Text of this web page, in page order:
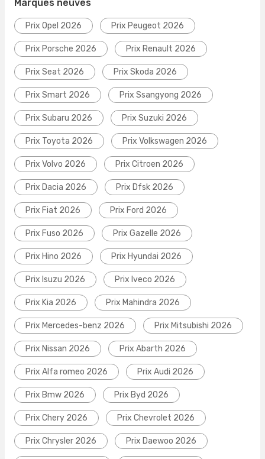
Marques neuves
Prix Opel 2026 Prix Peugeot 2026
Prix Porsche 2026 Prix Renault 2026
Prix Seat 2026 Prix Skoda 2026
Prix Smart 2026 Prix Ssangyong 2026
Prix Subaru 2026 Prix Suzuki 2026
Prix Toyota 2026 Prix Volkswagen 2026
Prix Volvo 2026 Prix Citroen 2026
Prix Dacia 2026 Prix Dfsk 2026
Prix Fiat 2026 Prix Ford 2026
Prix Fuso 2026 Prix Gazelle 2026
Prix Hino 2026 Prix Hyundai 2026
Prix Isuzu 2026 Prix Iveco 2026
Prix Kia 2026 Prix Mahindra 2026
Prix Mercedes-benz 2026 Prix Mitsubishi 2026
Prix Nissan 2026 Prix Abarth 2026
Prix Alfa romeo 2026 Prix Audi 2026
Prix Bmw 2026 Prix Byd 2026
Prix Chery 2026 Prix Chevrolet 2026
Prix Chrysler 2026 Prix Daewoo 2026